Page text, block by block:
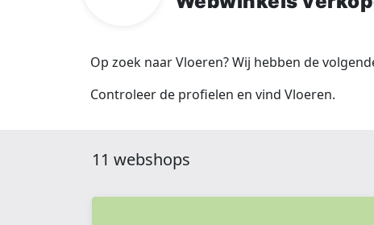
Op zoek naar Vloeren? Wij hebben de
Controleer de profielen en vind Vloeren.
11 webshops